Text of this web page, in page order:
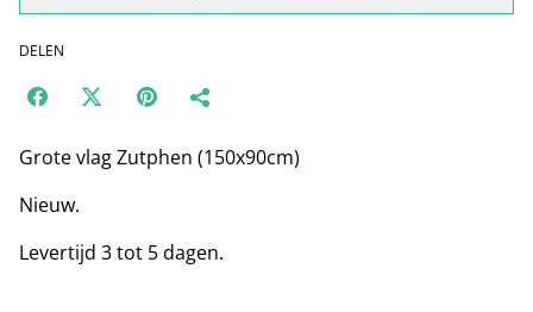
DELEN
Grote vlag Zutphen (150x90cm)
Nieuw.
Levertijd 3 tot 5 dagen.